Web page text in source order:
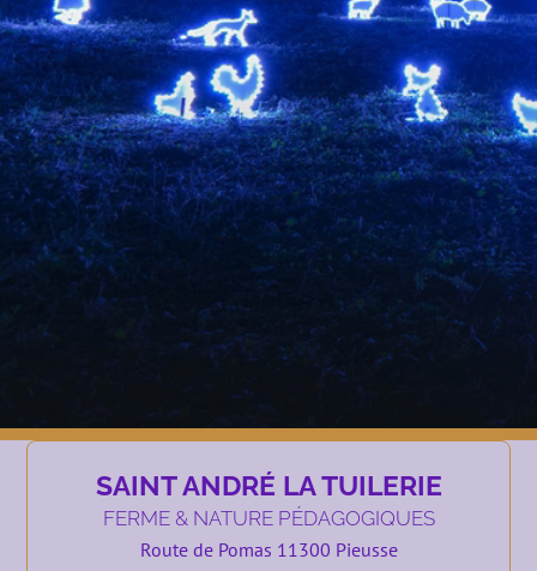
SAINT ANDRÉ LA TUILERIE
FERME & NATURE PÉDAGOGIQUES
Route de Pomas 11300 Pieusse